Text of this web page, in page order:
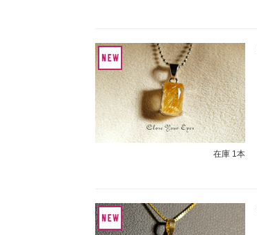
在庫 1本